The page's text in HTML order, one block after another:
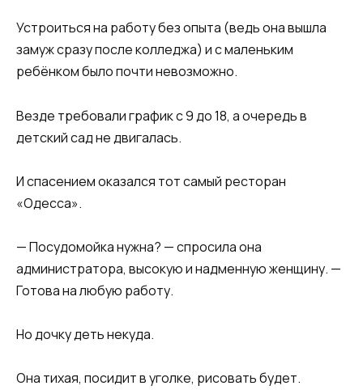
Устроиться на работу без опыта (ведь она вышла
замуж сразу после колледжа) и с маленьким
ребёнком было почти невозможно.
Везде требовали график с 9 до 18, а очередь в
детский сад не двигалась.
И спасением оказался тот самый ресторан
«Одесса».
— Посудомойка нужна? — спросила она
администратора, высокую и надменную женщину. —
Готова на любую работу.
Но дочку деть некуда.
Она тихая, посидит в уголке, рисовать будет.